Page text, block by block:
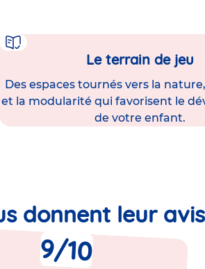
Le terrain de jeu
Des espaces tournés vers la
et la modularité qui favorisent le
de votre enfant.
donnent leur avis
9/10